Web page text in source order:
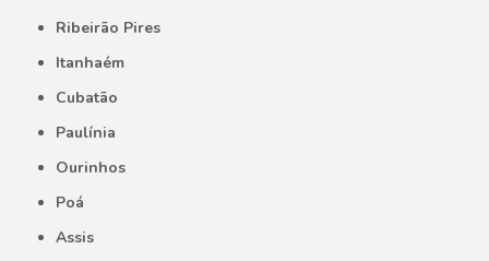
Ribeirão Pires
Itanhaém
Cubatão
Paulínia
Ourinhos
Poá
Assis